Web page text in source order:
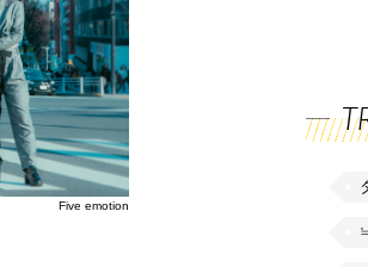
Five emotion